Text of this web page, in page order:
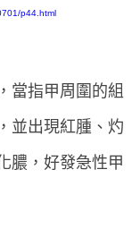
p44.html
當指甲周圍的組
並出現紅腫、灼
膿，好發急性甲